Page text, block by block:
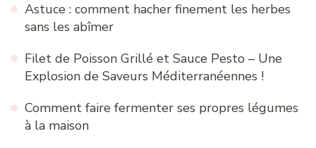
Astuce : comment hacher finement les herbes
sans les abîmer
Filet de Poisson Grillé et Sauce Pesto – Une
Explosion de Saveurs Méditerranéennes !
Comment faire fermenter ses propres légumes
à la maison